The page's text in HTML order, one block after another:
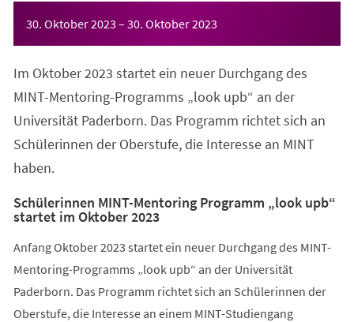
30. Oktober 2023 – 30. Oktober 2023
Im Oktober 2023 startet ein neuer Durchgang des
MINT-Mentoring-Programms „look upb“ an der
Universität Paderborn. Das Programm richtet sich an
Schülerinnen der Oberstufe, die Interesse an MINT
haben.
Schülerinnen MINT-Mentoring Programm „look upb“
startet im Oktober 2023
Anfang Oktober 2023 startet ein neuer Durchgang des MINT-
Mentoring-Programms „look upb“ an der Universität
Paderborn. Das Programm richtet sich an Schülerinnen der
Oberstufe, die Interesse an einem MINT-Studiengang